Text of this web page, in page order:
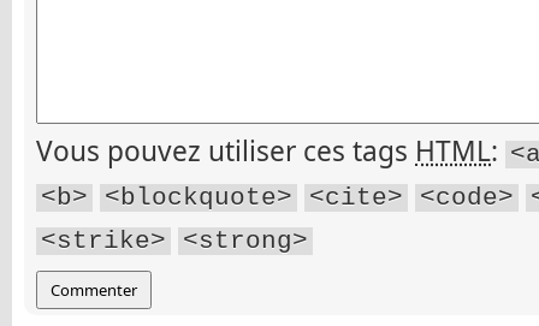
Vous pouvez utiliser ces tags HTML:
<b>
<blockquote> <cite> <code>
<strike>
<strong>